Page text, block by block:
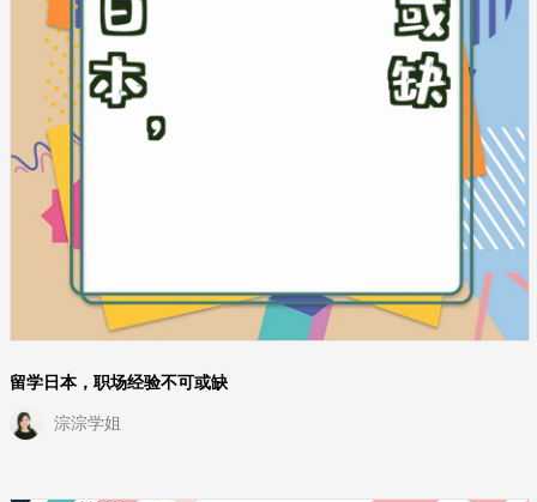
留学日本，职场经验不可或缺
淙淙学姐